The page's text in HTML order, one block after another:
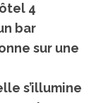
4
bar
sur une
s’illumine